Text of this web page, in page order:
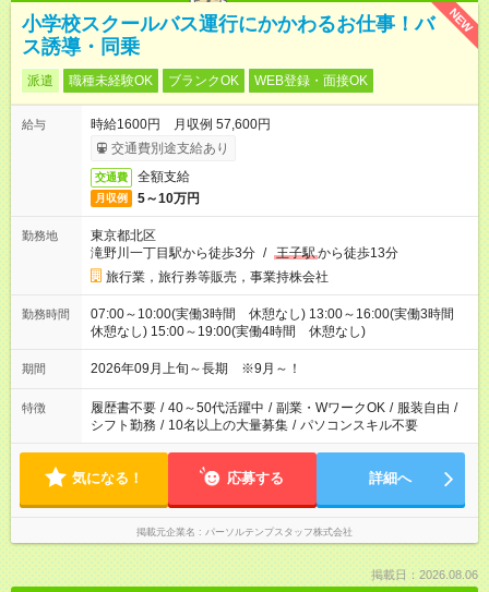
NEW
小学校スクールバス運行にかかわるお仕事！バ
ス誘導・同乗
派遣 職種未経験OK ブランクOK WEB登録・面接OK
給与
時給1600円 月収例 57,600円
交通費別途支給あり
交通費 全額支給
月収例 5～10万円
勤務地
東京都北区
滝野川一丁目駅から徒歩3分 / 王子駅から徒歩13分
旅行業，旅行券等販売，事業持株会社
勤務時間
07:00～10:00(実働3時間 休憩なし) 13:00～16:00(実働3時間
休憩なし) 15:00～19:00(実働4時間 休憩なし)
期間 2026年09月上旬～長期 ※9月～！
特徴 履歴書不要 / 40～50代活躍中 / 副業・WワークOK / 服装自由 /
シフト勤務 / 10名以上の大量募集 / パソコンスキル不要
気になる！ 応募する 詳細へ
掲載元企業名 パーソルテンプスタッフ株式会社
掲載日：2026.08.06